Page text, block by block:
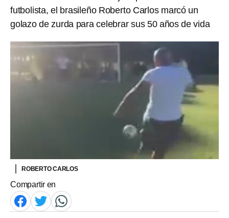
futbolista, el brasileño Roberto Carlos marcó un
golazo de zurda para celebrar sus 50 años de vida
ROBERTO CARLOS
Compartir en